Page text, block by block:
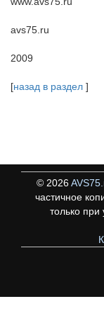
avs75.ru
2009
[назад в раздел ]
© 2026
частичное
только при